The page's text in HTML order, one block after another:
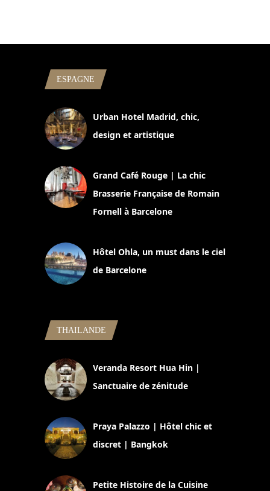
ESPAGNE
Urban Hotel Madrid, chic,
design et artistique
Grand Café Rouge | La chic
Brasserie Française de Romain
Fornell à Barcelone
Hôtel Ohla, un must dans le ciel
de Barcelone
THAILANDE
Veranda Resort Hua Hin |
Sanctuaire de zénitude
Praya Palazzo | Hôtel chic et
discret | Bangkok
Petite Histoire de la Cuisine